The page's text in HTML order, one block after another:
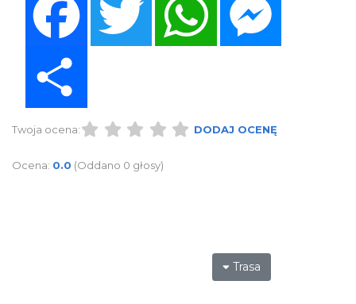
Twoja ocena: DODAJ OCENĘ
Ocena: 0.0 (Oddano 0 głosy)
Trasa